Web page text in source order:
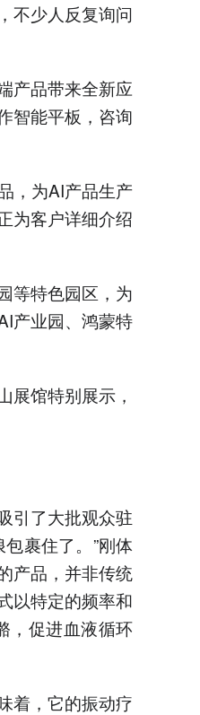
不少人反复询问
产品带来全新应
智能平板，咨询
，为AI产品生产
为客户详细介绍
等特色园区，为
产业园、鸿蒙特
展馆特别展示，
引了大批观众驻
裹住了。”刚体
产品，并非传统
以特定的频率和
，促进血液循环
着，它的振动疗